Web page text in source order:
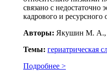
связано с
кадрового и ресурсного
Авторы: Якушин М. А.,
Темы: гериатрическая
Подробнее >